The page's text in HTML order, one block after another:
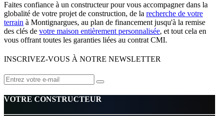
Faites confiance à un constructeur pour vous accompagner dans la
globalité de votre projet de construction, de la recherche de votre
terrain à Montignargues, au plan de financement jusqu'à la remise
des clés de votre maison entièrement personnalisée, et tout cela en
vous offrant toutes les garanties liées au contrat CMI.
INSCRIVEZ-VOUS À NOTRE NEWSLETTER
VOTRE CONSTRUCTEUR